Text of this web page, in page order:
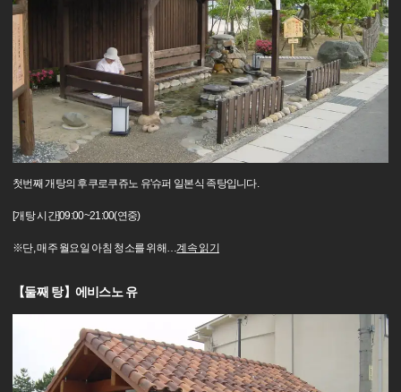
첫번째 개탕의 후쿠로쿠쥬노 유'슈퍼 일본식 족탕입니다.
[개탕 시간]09:00~21:00(연중)
※단, 매주 월요일 아침 청소를 위해…계속 읽기
【둘째 탕】에비스노 유